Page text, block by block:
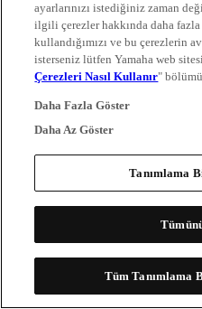
ayarlarınızı istediğiniz zaman
ilgili çerezler hakkında daha
kullandığımızı ve bu çerezlerin
isterseniz lütfen Yamaha web
Çerezleri Nasıl Kullanır"
Daha Fazla Göster
Daha Az Göster
Tanımlama
Tüm Tanımlama